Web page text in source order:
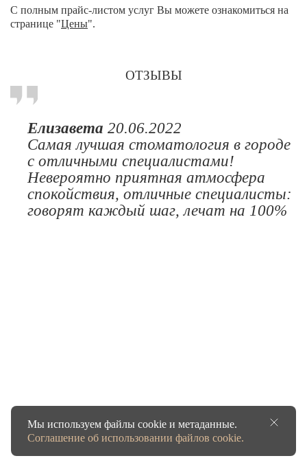
С полным прайс-листом услуг Вы можете ознакомиться на
странице "Цены".
ОТЗЫВЫ
Елизавета 20.06.2022
Самая лучшая стоматология в городе
с отличными специалистами!
Невероятно приятная атмосфера
спокойствия, отличные специалисты:
говорят каждый шаг, лечат на 100%
Получить скидку 50%!
Мы используем файлы cookie и метаданные.
Соглашение об использовании файлов cookie.